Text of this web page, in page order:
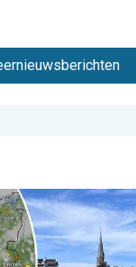
25 juli 2026
eropuit te